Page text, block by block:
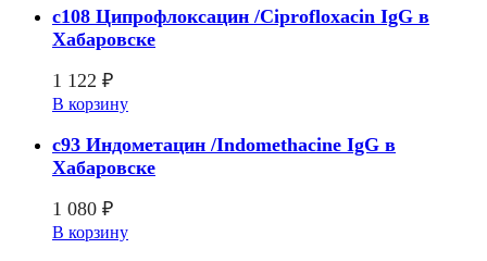
c108 Ципрофлоксацин /Ciprofloxacin IgG в
Хабаровске
1 122 ₽
В корзину
c93 Индометацин /Indomethacine IgG в
Хабаровске
1 080 ₽
В корзину